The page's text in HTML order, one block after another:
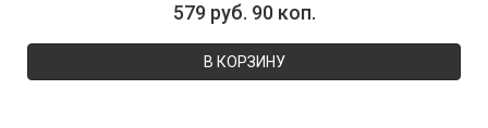
579 руб. 90 коп.
В КОРЗИНУ